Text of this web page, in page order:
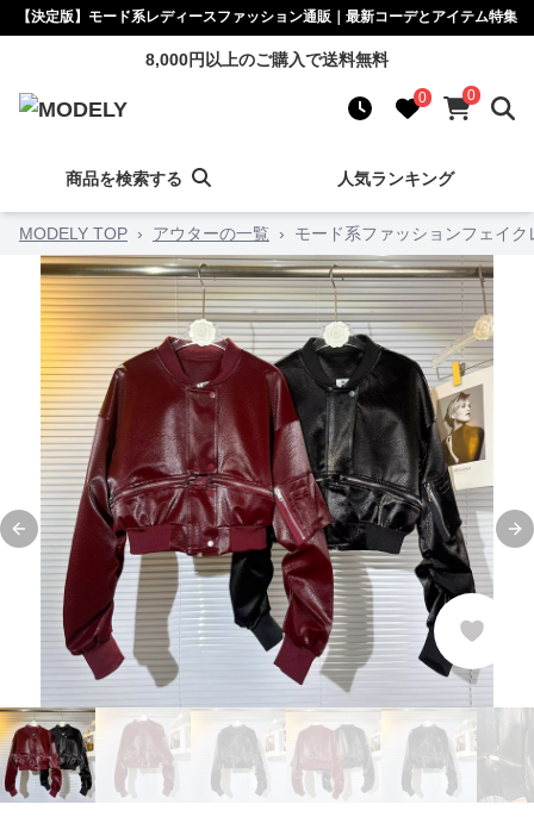
【決定版】モード系レディースファッション通販｜最新コーデとアイテム特集
8,000円以上のご購入で送料無料
0 0
商品を検索する 人気ランキング
MODELY TOP › アウターの一覧 › モード系ファッションフェイ
Previous slide